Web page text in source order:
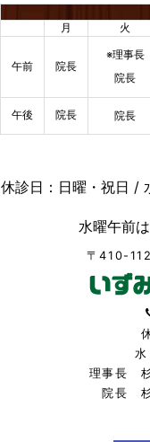
月
火
午前 院長
※理事長
院長
午後 院長 院長
休診日：日曜・祝日 /
水曜午前
〒410-
理事長
院長 杉